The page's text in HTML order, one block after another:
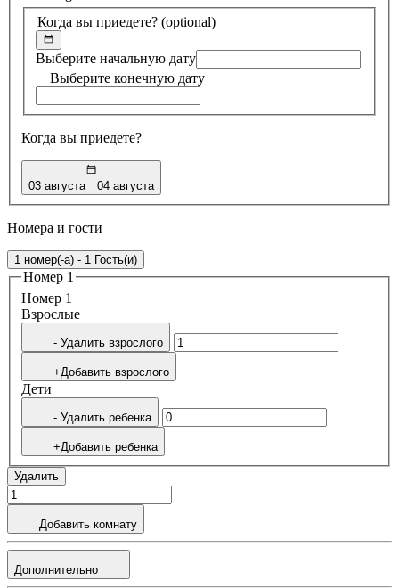
Когда вы приедете? (optional)
Выберите начальную дату
Выберите конечную дату
Когда вы приедете?
03 августа 04 августа
Номера и гости
1 номер(-а) - 1 Гость(и)
Номер 1
Номер 1
Bзрослые
- Удалить взрослого
+Добавить взрослого
Дети
- Удалить ребенка
+Добавить ребенка
Удалить
Добавить комнату
Дополнительно